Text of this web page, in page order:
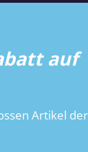
auf
Artikel der